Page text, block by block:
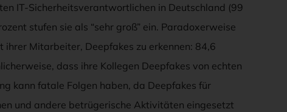
IT-Sicherheitsverantwortlichen in Deutschland (99
stufen sie als “sehr groß” ein. Paradoxerweise
Mitarbeiter, Deepfakes zu erkennen: 84,6
dass ihre Kollegen Deepfakes von echten
kann fatale Folgen haben, da Deepfakes für
und andere betrügerische Aktivitäten eingesetzt